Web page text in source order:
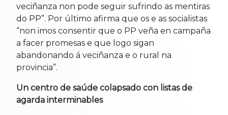
veciñanza non pode seguir sufrindo as mentiras
do PP”. Por último afirma que os e as socialistas
“non imos consentir que o PP veña en campaña
a facer promesas e que logo sigan
abandonando á veciñanza e o rural na
provincia”.
Un centro de saúde colapsado con listas de
agarda interminables